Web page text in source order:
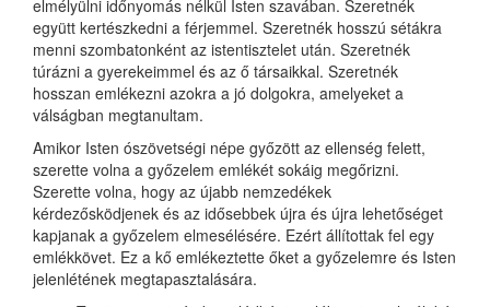
elmélyülni időnyomás nélkül Isten szavában. Szeretnék
együtt kertészkedni a férjemmel. Szeretnék hosszú sétákra
menni szombatonként az istentisztelet után. Szeretnék
túrázni a gyerekeimmel és az ő társaikkal. Szeretnék
hosszan emlékezni azokra a jó dolgokra, amelyeket a
válságban megtanultam.
Amikor Isten ószövetségi népe győzött az ellenség felett,
szerette volna a győzelem emlékét sokáig megőrizni.
Szerette volna, hogy az újabb nemzedékek
kérdezősködjenek és az idősebbek újra és újra lehetőséget
kapjanak a győzelem elmesélésére. Ezért állítottak fel egy
emlékkövet. Ez a kő emlékeztette őket a győzelemre és Isten
jelenlétének megtapasztalására.